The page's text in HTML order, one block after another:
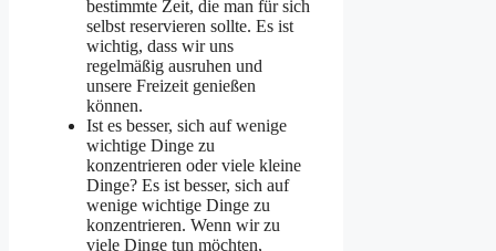
bestimmte Zeit, die man für sich
selbst reservieren sollte. Es ist
wichtig, dass wir uns
regelmäßig ausruhen und
unsere Freizeit genießen
können.
Ist es besser, sich auf wenige
wichtige Dinge zu
konzentrieren oder viele kleine
Dinge? Es ist besser, sich auf
wenige wichtige Dinge zu
konzentrieren. Wenn wir zu
viele Dinge tun möchten,